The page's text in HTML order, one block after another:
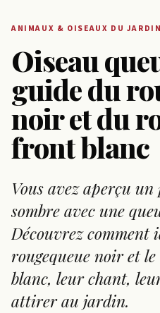
ANIMAUX & OISEAUX DU JARDIN
Oiseau
guide du
noir et du
front blanc
Vous avez aperçu
sombre avec une
Découvrez comment
rougequeue noir et
blanc, leur chant,
attirer au jardin.